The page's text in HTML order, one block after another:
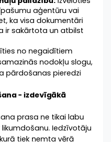
aģentūru vai
ka visa dokumentāri
ir sakārtota un atbilst
no negaidītiem
nodokļu slogu,
pārdošanas pieredzi
- izdevīgākā
prasa ne tikai labu
Iedzīvotāju
tiek ņemta vērā